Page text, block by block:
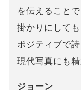
を伝えること
掛かりにして
ポジティブで
現代写真にも精
ジョーン